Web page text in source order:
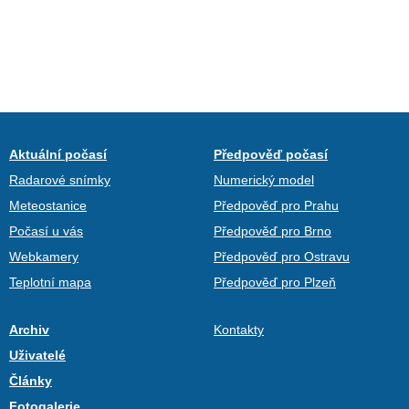
Aktuální počasí
Radarové snímky
Meteostanice
Počasí u vás
Webkamery
Teplotní mapa
Předpověď počasí
Numerický model
Předpověď pro Prahu
Předpověď pro Brno
Předpověď pro Ostravu
Předpověď pro Plzeň
Archiv
Uživatelé
Články
Fotogalerie
Kontakty